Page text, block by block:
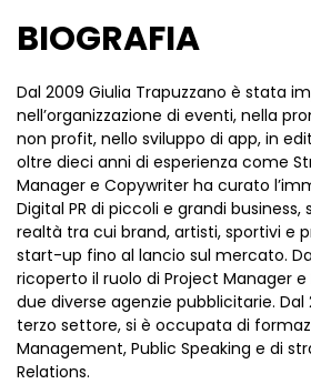
BIOGRAFIA
Dal 2009 Giulia Trapuzzano è stata
nell’organizzazione di eventi, nella
non profit, nello sviluppo di app, in
oltre dieci anni di esperienza come
Manager e Copywriter ha curato
Digital PR di piccoli e grandi business,
realtà tra cui brand, artisti, sportivi e
start-up fino al lancio sul mercato.
ricoperto il ruolo di Project Manager
due diverse agenzie pubblicitarie. Dal
terzo settore, si è occupata di
Management, Public Speaking e di
Relations.